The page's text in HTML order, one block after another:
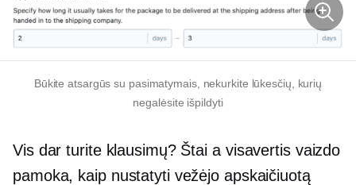
Būkite atsargūs su pasimatymais, nekurkite lūkesčių, kurių
negalėsite išpildyti
Vis dar turite klausimų? Štai a visavertisvaizdo
pamoka, kaip nustatyti vežėjo apskaičiuotą